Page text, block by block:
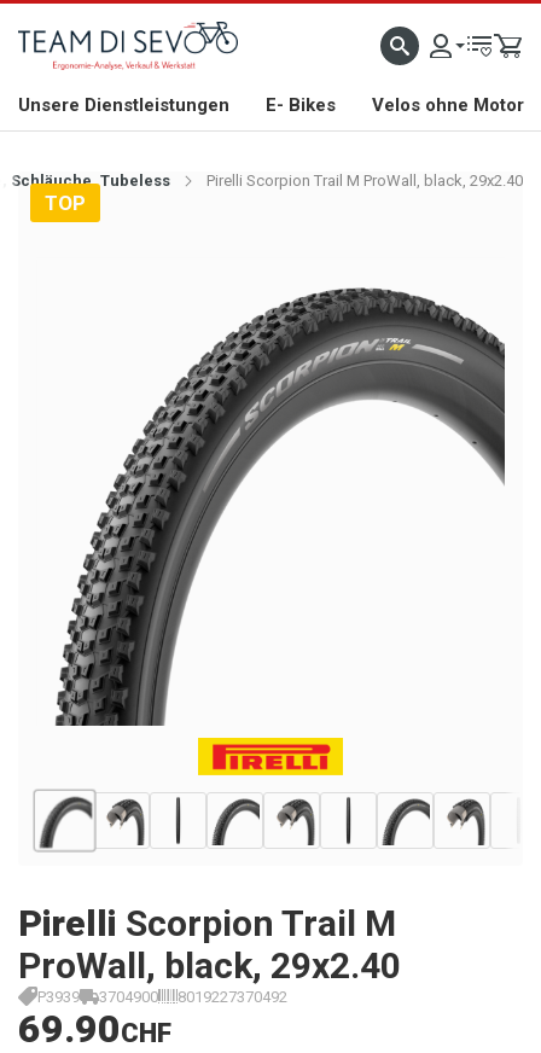
WILLKOMMEN GROSSE AUSWAHL AN RENNRÄDERN, GRAVEL, E-BIKES UND
Unsere Dienstleistungen E- Bikes Velos ohne Motor
Schläuche, Tubeless Pirelli Scorpion Trail M ProWall, black, 29x2.40
TOP
Pirelli Scorpion Trail M
ProWall, black, 29x2.40
P3939 3704900 8019227370492
69.90CHF